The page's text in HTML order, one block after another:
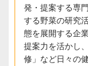
発・提案する専
する野菜の研究
態を展開する企
提案力を活かし
修」など日々の